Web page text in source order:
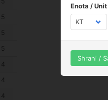
Enota / Unit
Shrani /
5
5
5
4
4
4